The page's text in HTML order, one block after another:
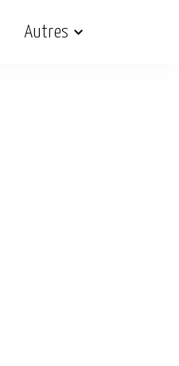
Autres